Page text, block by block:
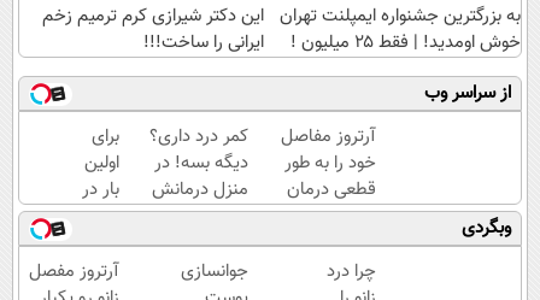
به بزرگترین جشنواره ایمپلنت تهران
خوش اومدید! | فقط ۲۵ میلیون !
این دکتر شیرازی کرم ترمیم زخم
ایرانی را ساخت!!!
از سراسر وب
آرتروز مفاصل
خود را به طور
قطعی درمان
کنید!
◗پرسش‌نامه◖
کمر درد داری؟
دیگه بسه! در
منزل درمانش
کن
(◀پرسش‌نامه)
برای
اولین
بار در
ایران
🇮🇷
این
وبگردی
چرا درد
جوانسازی
آرتروز مفصل